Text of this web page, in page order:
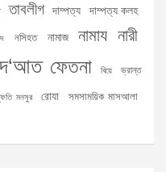
তাবলীগ দাম্পত্য দাম্পত্য কলহ
নসিহত নামাজ নামায নারী
ফেতনা বিয়ে ভ্রান্ত
মনসুর রোযা সমসাময়িক মাসআলা